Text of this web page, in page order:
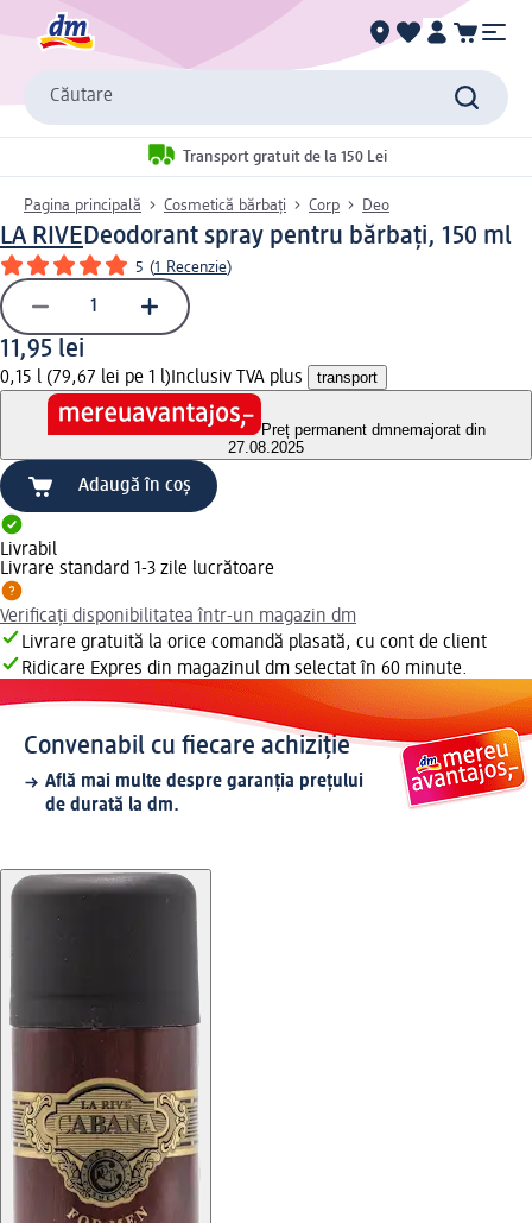
Căutare
Transport gratuit de la 150 Lei
Pagina principală Cosmetică bărbați Corp Deo
LA RIVEDeodorant spray pentru bărbați, 150 ml
5 (1 Recenzie)
11,95 lei
0,15 l (79,67 lei pe 1 l) Inclusiv TVA plus transport
Preț permanent dmnemajorat din
27.08.2025
Adaugă în coș
Livrabil
Livrare standard 1-3 zile lucrătoare
Verificați disponibilitatea într-un magazin dm
Livrare gratuită la orice comandă plasată, cu cont de client
Ridicare Expres din magazinul dm selectat în 60 minute.
Convenabil cu fiecare achiziție
Află mai multe despre garanția prețului
de durată la dm.